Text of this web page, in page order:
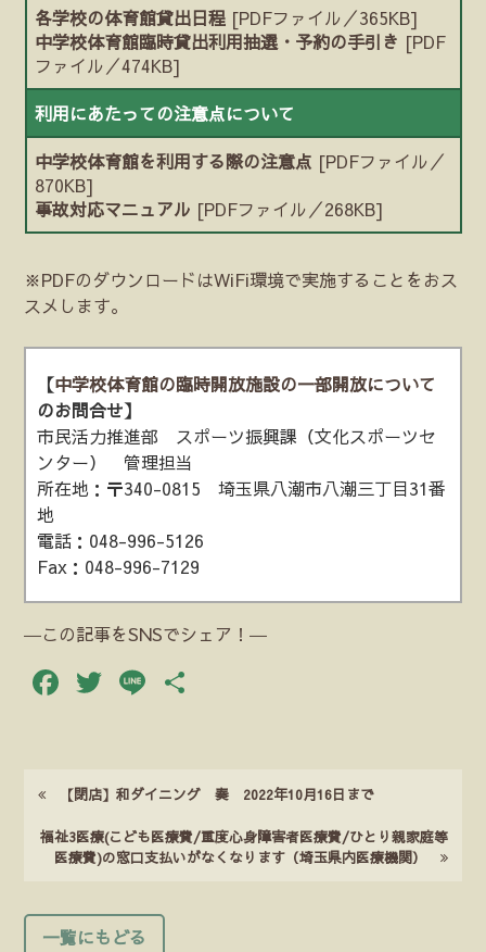
各学校の体育館貸出日程 [PDFファイル／365KB]
中学校体育館臨時貸出利用抽選・予約の手引き [PDF
ファイル／474KB]
利用にあたっての注意点について
中学校体育館を利用する際の注意点 [PDFファイル／
870KB]
事故対応マニュアル [PDFファイル／268KB]
※PDFのダウンロードはWiFi環境で実施することをおス
スメします。
【中学校体育館の臨時開放施設の一部開放について
のお問合せ】
市民活力推進部 スポーツ振興課（文化スポーツセ
ンター） 管理担当
所在地：〒340-0815 埼玉県八潮市八潮三丁目31番
地
電話：048-996-5126
Fax：048-996-7129
―この記事をSNSでシェア！―
Facebook
Twitter
Line
【閉店】和ダイニング 奏 2022年10月16日まで
福祉3医療(こども医療費/重度心身障害者医療費/ひとり親家庭等
医療費)の窓口支払いがなくなります（埼玉県内医療機関）
一覧にもどる